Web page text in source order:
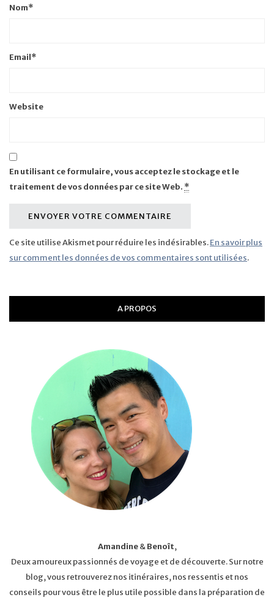
Nom*
Email*
Website
En utilisant ce formulaire, vous acceptez le stockage et le
traitement de vos données par ce site Web. *
Ce site utilise Akismet pour réduire les indésirables.En savoir plus
sur comment les données de vos commentaires sont utilisées.
A PROPOS
Amandine&Benoît,
Deux amoureux passionnés de voyage et de découverte. Sur notre
blog, vous retrouverez nos itinéraires, nos ressentis et nos
conseils pour vous être le plus utile possible dans la préparation de